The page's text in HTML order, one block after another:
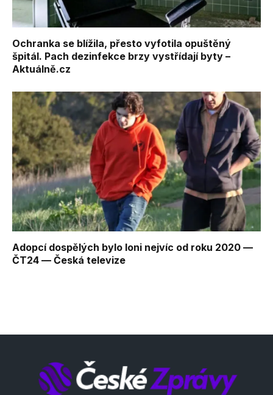
Ochranka se blížila, přesto vyfotila opuštěný
špitál. Pach dezinfekce brzy vystřídají byty –
Aktuálně.cz
Adopcí dospělých bylo loni nejvíc od roku 2020 —
ČT24 — Česká televize